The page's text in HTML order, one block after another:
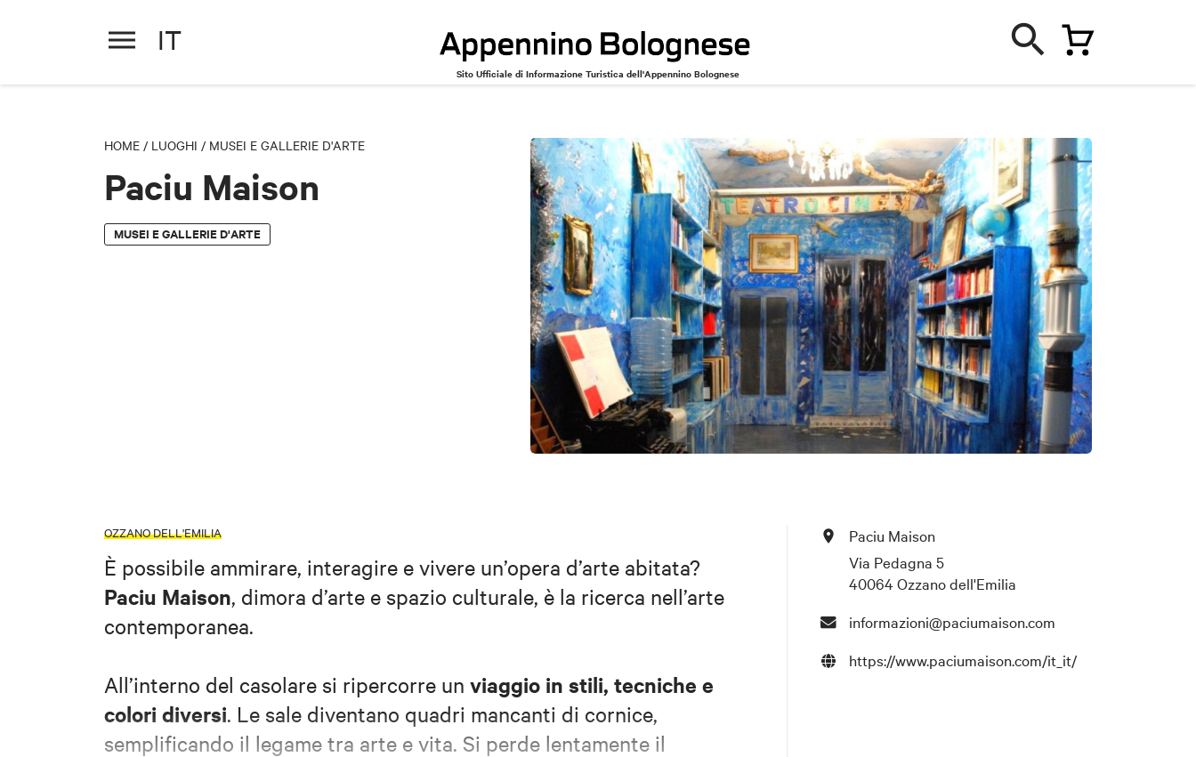
IT
Sito Ufficiale di Informazione Turistica dell'Appennino Bolognese
HOME / LUOGHI / MUSEI E GALLERIE D'ARTE
Paciu Maison
MUSEI E GALLERIE D'ARTE
OZZANO DELL'EMILIA
È possibile ammirare, interagire e vivere un’opera d’arte abitata?
Paciu Maison, dimora d’arte e spazio culturale, è la ricerca nell’arte
contemporanea.
All’interno del casolare si ripercorre un viaggio in stili, tecniche e
colori diversi. Le sale diventano quadri mancanti di cornice,
semplificando il legame tra arte e vita. Si perde lentamente il
Paciu Maison
Via Pedagna 5
40064 Ozzano dell'Emilia
informazioni@paciumaison.com
https://www.paciumaison.com/it_it/